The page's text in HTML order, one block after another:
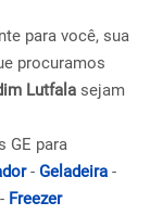
para você, sua
procuramos
Lutfala sejam
GE para
- Geladeira -
- Freezer